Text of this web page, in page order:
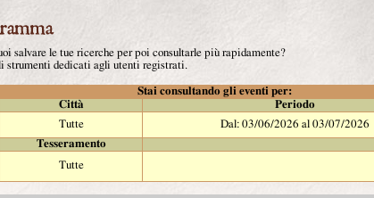
salvare le tue ricerche per poi consultarle più rapidamente?
strumenti dedicati agli utenti registrati.
Stai consultando gli eventi per:
Città Periodo
Tutte Dal: 03/06/2026 al 03/07/2026
Tesseramento
Tutte